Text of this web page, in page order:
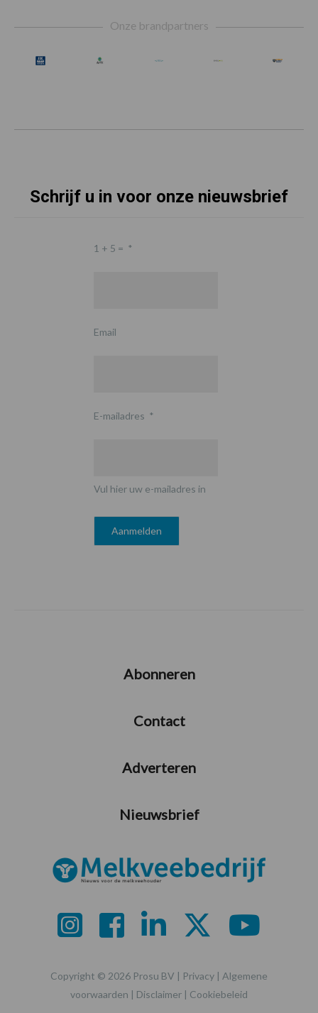
Onze brandpartners
Schrijf u in voor onze nieuwsbrief
1 + 5 = *
Email
E-mailadres *
Vul hier uw e-mailadres in
Abonneren
Contact
Adverteren
Nieuwsbrief
Copyright © 2026 Prosu BV | Privacy | Algemene
voorwaarden | Disclaimer | Cookiebeleid